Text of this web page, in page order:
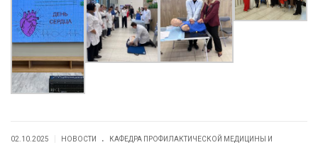
02.10.2025 НОВОСТИ .
КАФЕДРА ПРОФИЛАКТИЧЕСКОЙ МЕДИЦИНЫ И